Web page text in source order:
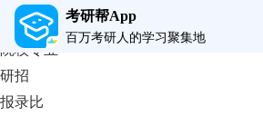
考研帮App
百万考研人的学习聚集地
首页
院校专业
研招
报录比